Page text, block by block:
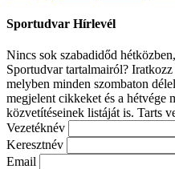
Sportudvar Hírlevél
Nincs sok szabadidőd
Sportudvar tartalmairól?
melyben minden szombaton
megjelent cikkeket és a hétvége
közvetítéseinek listáját is. Tarts
Vezetéknév
Keresztnév
Email